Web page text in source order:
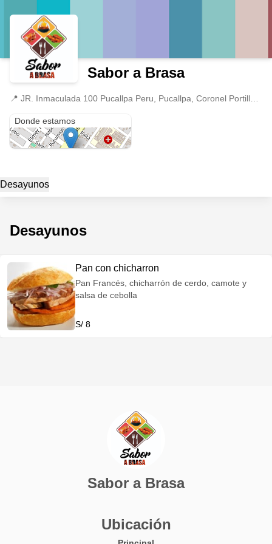
Sabor a Brasa
📍
Donde estamos
Desayunos
Desayunos
Pan con chicharron
Pan Francés, chicharrón de cerdo, camote y
salsa de cebolla
S/ 8
Sabor a Brasa
Ubicación